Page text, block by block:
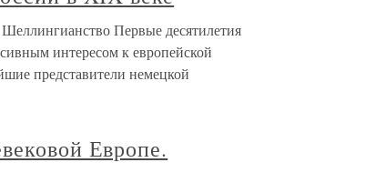
Первые десятилетия
интересом к европейской
представители немецкой
Европе.